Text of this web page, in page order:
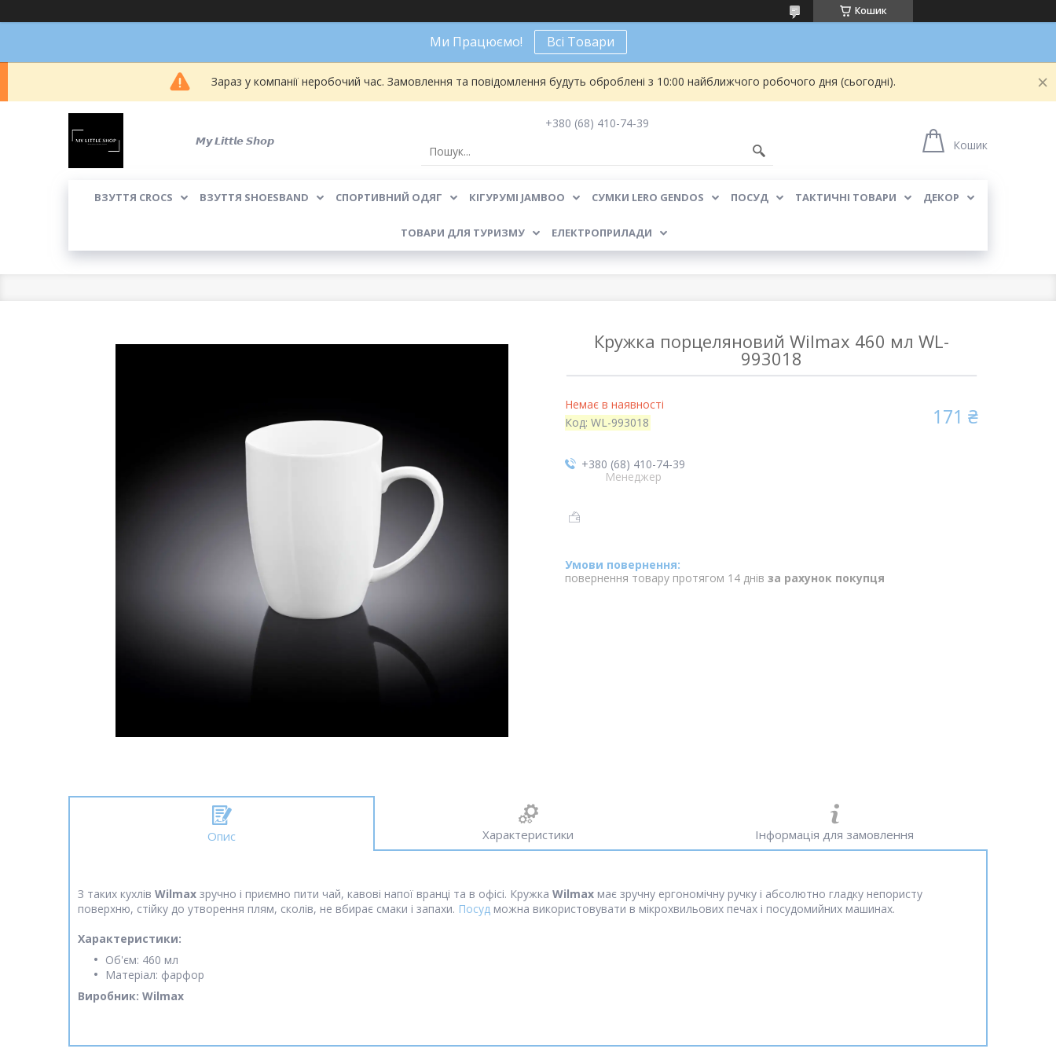
Кошик
Ми Працюємо! Всі Товари
Зараз у компанії неробочий час. Замовлення та повідомлення будуть оброблені з 10:00 найближчого робочого дня (сьогодні).
𝙈𝙮 𝙇𝙞𝙩𝙩𝙡𝙚 𝙎𝙝𝙤𝙥
+380 (68) 410-74-39
Кошик
ВЗУТТЯ CROCS ВЗУТТЯ SHOESBAND СПОРТИВНИЙ ОДЯГ КІГУРУМІ JAMBOO СУМКИ LERO GENDOS ПОСУД ТАКТИЧНІ ТОВАРИ ДЕКОР
ТОВАРИ ДЛЯ ТУРИЗМУ ЕЛЕКТРОПРИЛАДИ
Кружка порцеляновий Wilmax 460 мл WL-
993018
Немає в наявності
Код: WL-993018 171 ₴
+380 (68) 410-74-39
Менеджер
повернення товару протягом 14 днів за рахунок покупця
Опис Характеристики Інформація для замовлення
З таких кухлів Wilmax зручно і приємно пити чай, кавові напої вранці та в офісі. Кружка Wilmax має зручну ергономічну ручку і абсолютно гладку непористу
поверхню, стійку до утворення плям, сколів, не вбирає смаки і запахи. Посуд можна використовувати в мікрохвильових печах і посудомийних машинах.
Характеристики:
Об'єм: 460 мл
Матеріал: фарфор
Виробник: Wilmax